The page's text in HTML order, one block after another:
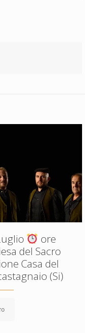
ore
del Sacro
Casa del
(Si)